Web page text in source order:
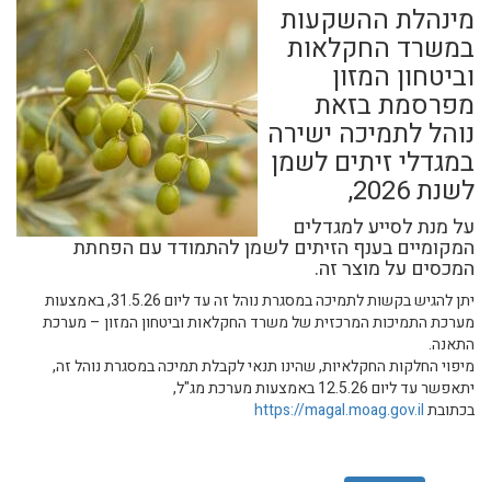
מינהלת ההשקעות
במשרד החקלאות
וביטחון המזון
מפרסמת בזאת
נוהל לתמיכה ישירה
במגדלי זיתים לשמן
לשנת 2026,
על מנת לסייע למגדלים
המקומיים בענף הזיתים לשמן להתמודד עם הפחתת
המכסים על מוצר זה.
יתן להגיש בקשות לתמיכה במסגרת נוהל זה עד ליום 31.5.26, באמצעות
מערכת התמיכות המרכזית של משרד החקלאות וביטחון המזון – מערכת
התאנה.
מיפוי החלקות החקלאיות, שהינו תנאי לקבלת תמיכה במסגרת נוהל זה,
יתאפשר עד ליום 12.5.26 באמצעות מערכת מג"ל,
בכתובתhttps://magal.moag.gov.il